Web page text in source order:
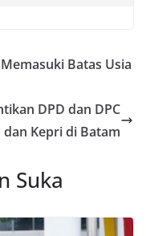
Batas Usia
DPD dan DPC
dan Kepri di Batam
Suka